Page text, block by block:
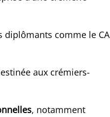
diplômants comme le
aux crémiers-
, notamment